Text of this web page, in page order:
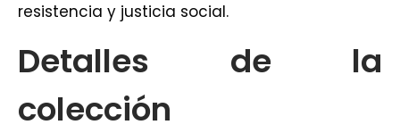
resistencia y justicia social.
Detalles de la
colección